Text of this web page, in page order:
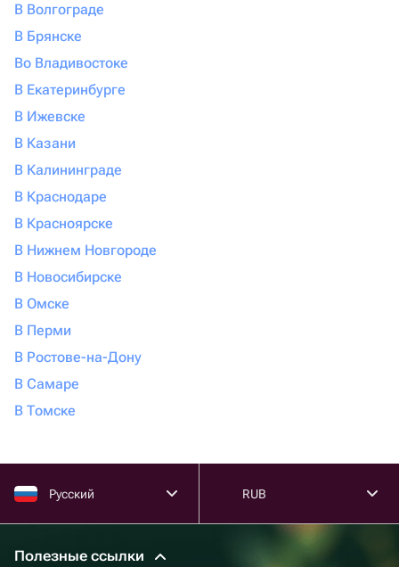
В Волгограде
В Брянске
Во Владивостоке
В Екатеринбурге
В Ижевске
В Казани
В Калининграде
В Краснодаре
В Красноярске
В Нижнем Новгороде
В Новосибирске
В Омске
В Перми
В Ростове-на-Дону
В Самаре
В Томске
Русский RUB
Полезные ссылки